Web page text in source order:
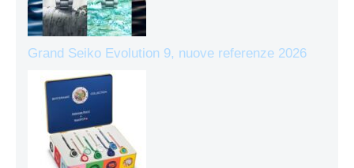
Grand Seiko Evolution 9, nuove referenze 2026